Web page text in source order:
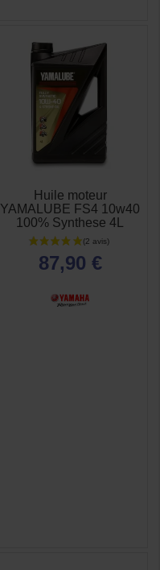
Huile moteur
YAMALUBE FS4 10w40
100% Synthese 4L
87,90 €
APERÇU
RAPIDE